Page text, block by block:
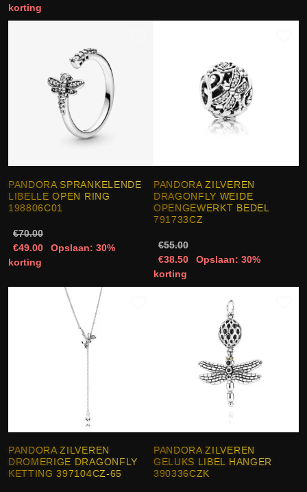
korting
PANDORA SPRANKELENDE
LIBELLE OPEN RING
198806C01
€70.00
€49.00
Opslaan: 30%
korting
PANDORA ZILVEREN
DRAGONFLY WEIDE
OPENGEWERKT BEDEL
791733CZ
€55.00
€38.50
Opslaan: 30%
korting
PANDORA ZILVEREN
DROMERIGE DRAGONFLY
KETTING 397104CZ-65
PANDORA ZILVEREN
GELUKS LIBEL HANGER
390336CZK